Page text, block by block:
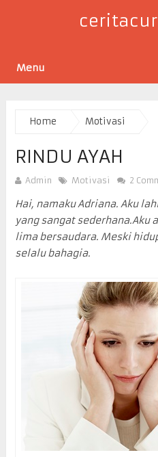
Menu
Home Motivasi
RINDU AYAH
Admin Motivasi 2
Hai, namaku Adriana. Aku
yang sangat sederhana.Aku
lima bersaudara. Meski
selalu bahagia.